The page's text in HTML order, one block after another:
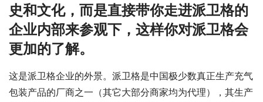
史和文化，而是直接带你走进派卫格的
企业内部来参观下，这样你对派卫格会
更加的了解。
这是派卫格企业的外景。派卫格是中国极少数真正生产充气
包装产品的厂商之一（其它大部分商家均为代理），其生产